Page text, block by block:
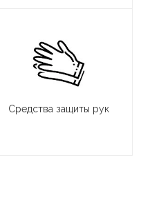
Средства защиты рук